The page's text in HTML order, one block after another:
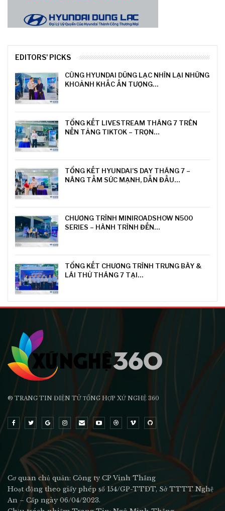
EDITORS' PICKS
CÙNG HYUNDAI DŨNG LẠC NHÌN LẠI NHỮNG
KHOẢNH KHẮC ẤN TƯỢNG…
TỔNG KẾT LIVESTREAM THÁNG 7 TRÊN
NỀN TẢNG TIKTOK – TRỌN…
TỔNG KẾT HYUNDAI’S DAY THÁNG 7 –
NÂNG TẦM SỨC MẠNH, DẪN ĐẦU…
CHƯƠNG TRÌNH MINIROADSHOW N500
SERIES – HÀNH TRÌNH ĐẾN…
TỔNG KẾT CHƯƠNG TRÌNH TRƯNG BÀY &
LÁI THỬ THÁNG 7 TẠI…
® TRANG TIN ĐIỆN TỬ ТỔNG HỢP XỨ NGHỆ 360
Cơ quan chủ quản: Công ty CP Vinh Thắng
Hoạt động theo giấy phép số 154/GP-TTĐT, Sở TTTT Nghệ
An – Cấp ngày 06/04/2023.